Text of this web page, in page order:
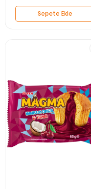
Sepete Ekle